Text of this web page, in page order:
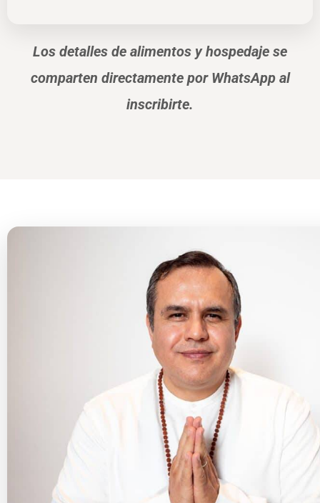
Los detalles de alimentos y hospedaje se
comparten directamente por WhatsApp al
inscribirte.